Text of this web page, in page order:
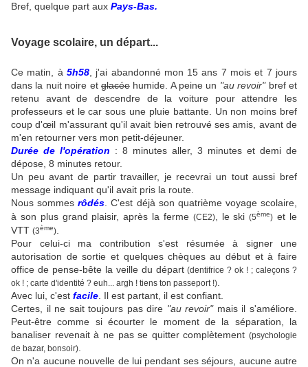
Bref, quelque part aux Pays-Bas.
Voyage scolaire, un départ...
Ce matin, à 5h58, j'ai abandonné mon 15 ans 7 mois et 7 jours
dans la nuit noire et glacéehumide. A peine un "au revoir"bref et
retenu avant de descendre de la voiture pour attendre les
professeurs et le car sous une pluie battante. Un non moins bref
coup d'œil m'assurant qu'il avait bien retrouvé ses amis, avant de
m'en retourner vers mon petit-déjeuner.
Durée de l'opération : 8 minutes aller, 3 minutes et demi de
dépose, 8 minutes retour.
Un peu avant de partir travailler, je recevrai un tout aussi bref
message indiquant qu'il avait pris la route.
Nous sommesrôdés . C'est déjà son quatrième voyage scolaire,
à son plus grand plaisir, après la ferme (CE2), le ski(5ème) et le
VTT (3ème)
Pour celui-ci ma contribution s'est résumée à signer une
autorisation de sortie et quelques chèques au début et à faire
office de pense-bête la veille du départ(dentifrice ? ok ! ; caleçons ?
ok ! ; carte d'identité ? euh... argh ! tiens ton passeport !)
Avec lui, c'est facile . Il est partant, il est confiant.
Certes, il ne sait toujours pas dire "au revoir"mais il s'améliore.
Peut-être comme si écourter le moment de la séparation, la
banaliser revenait à ne pas se quitter complètement (psychologie
de bazar, bonsoir)
On n'a aucune nouvelle de lui pendant ses séjours, aucune autre